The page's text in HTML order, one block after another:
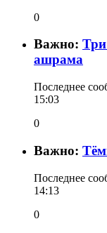
0
Важно: Три
ашрама
Последнее
15:03
0
Важно:
Последнее
14:13
0